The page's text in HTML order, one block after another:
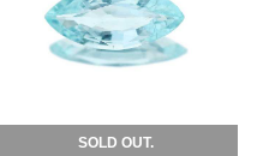
SOLD OUT.